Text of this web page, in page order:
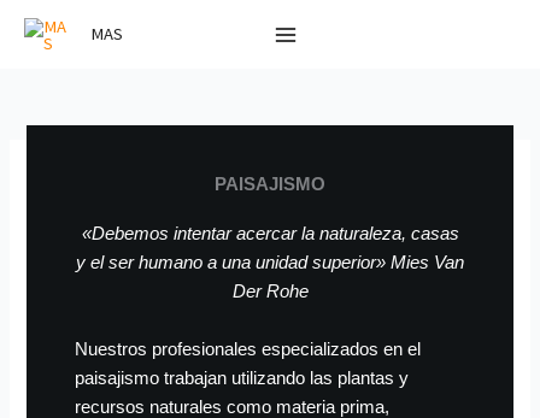
MAS
PAISAJISMO
«Debemos intentar acercar la naturaleza, casas
y el ser humano a una unidad superior» Mies Van
Der Rohe
Nuestros profesionales especializados en el
paisajismo trabajan utilizando las plantas y
recursos naturales como materia prima,